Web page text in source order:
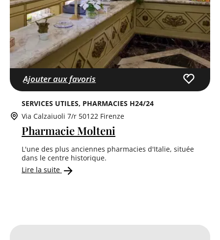
Ajouter aux favoris
SERVICES UTILES PHARMACIES H24/24
Via Calzaiuoli 7/r 50122 Firenze
Pharmacie Molteni
L'une des plus anciennes pharmacies d'Italie, située
dans le centre historique.
Lire la suite